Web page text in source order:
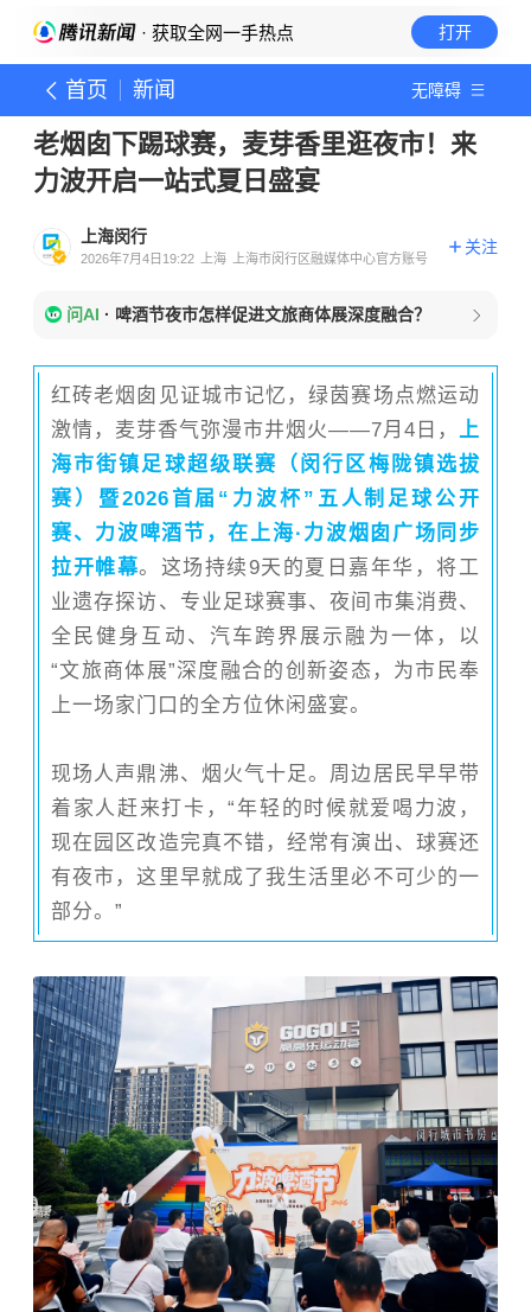
· 获取全网一手热点 打开
首页 新闻 无障碍
老烟囱下踢球赛，麦芽香里逛夜市！来
力波开启一站式夏日盛宴
上海闵行
2026年7月4日19:22 上海 上海市闵行区融媒体中心官方账号
关注
问AI · 啤酒节夜市怎样促进文旅商体展深度融合？
红砖老烟囱见证城市记忆，绿茵赛场点燃运动
激情，麦芽香气弥漫市井烟火——7月4日， 上
海市街镇足球超级联赛（闵行区梅陇镇选拔
赛）暨2026首届“力波杯”五人制足球公开
赛、力波啤酒节，在上海·力波烟囱广场同步
拉开帷幕。这场持续9天的夏日嘉年华，将工
业遗存探访、专业足球赛事、夜间市集消费、
全民健身互动、汽车跨界展示融为一体，以
“文旅商体展”深度融合的创新姿态，为市民奉
上一场家门口的全方位休闲盛宴。
现场人声鼎沸、烟火气十足。周边居民早早带
着家人赶来打卡，“年轻的时候就爱喝力波，
现在园区改造完真不错，经常有演出、球赛还
有夜市，这里早就成了我生活里必不可少的一
部分。 ”